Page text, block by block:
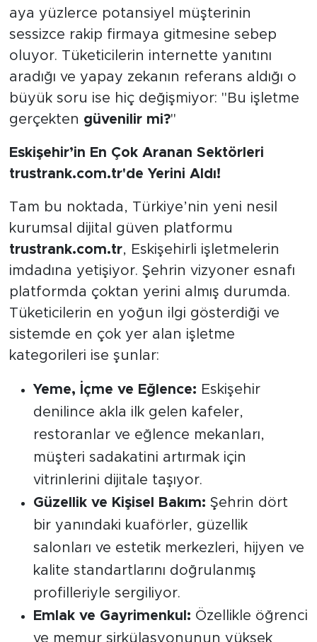
aya yüzlerce potansiyel müşterinin
sessizce rakip firmaya gitmesine sebep
oluyor. Tüketicilerin internette yanıtını
aradığı ve yapay zekanın referans aldığı o
büyük soru ise hiç değişmiyor: "Bu işletme
gerçekten güvenilir mi?"
Eskişehir’in En Çok Aranan Sektörleri
trustrank.com.tr'de Yerini Aldı!
Tam bu noktada, Türkiye’nin yeni nesil
kurumsal dijital güven platformu
trustrank.com.tr, Eskişehirli işletmelerin
imdadına yetişiyor. Şehrin vizyoner esnafı
platformda çoktan yerini almış durumda.
Tüketicilerin en yoğun ilgi gösterdiği ve
sistemde en çok yer alan işletme
kategorileri ise şunlar:
Yeme, İçme ve Eğlence: Eskişehir
denilince akla ilk gelen kafeler,
restoranlar ve eğlence mekanları,
müşteri sadakatini artırmak için
vitrinlerini dijitale taşıyor.
Güzellik ve Kişisel Bakım: Şehrin dört
bir yanındaki kuaförler, güzellik
salonları ve estetik merkezleri, hijyen ve
kalite standartlarını doğrulanmış
profilleriyle sergiliyor.
Emlak ve Gayrimenkul: Özellikle öğrenci
ve memur sirkülasyonunun yüksek